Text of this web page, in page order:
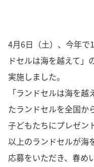
4月6日（土）、今年で
ドセルは海を越えて」
実施しました。
「ランドセルは海を
たランドセルを全国か
子どもたちにプレゼン
以上のランドセルが海
応募をいただき、春め